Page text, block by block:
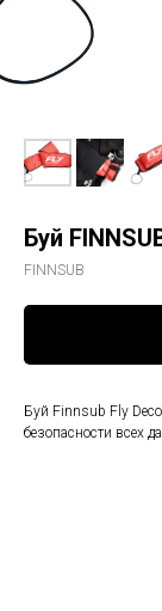
Буй
FINNSUB
Буй Finnsub Fly
безопасности всех